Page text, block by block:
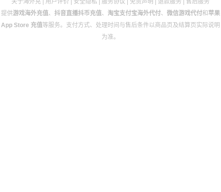
关于海外充
用户评价 安全隐私 服务协议 免责声明 退款服务
售后服务
提供游戏海外充值、 抖音直播抖币充值、 淘宝支付宝海外代付、 微信游戏代付和 苹果
App Store 充值等服务。支付方式、处理时间与售后条件以商品页及结算页实际说明
为准。